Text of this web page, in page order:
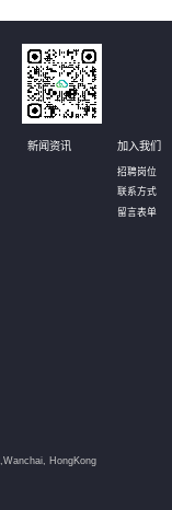
新闻资讯 加入我们
招聘岗位
联系方式
留言表单
Wanchai, HongKong